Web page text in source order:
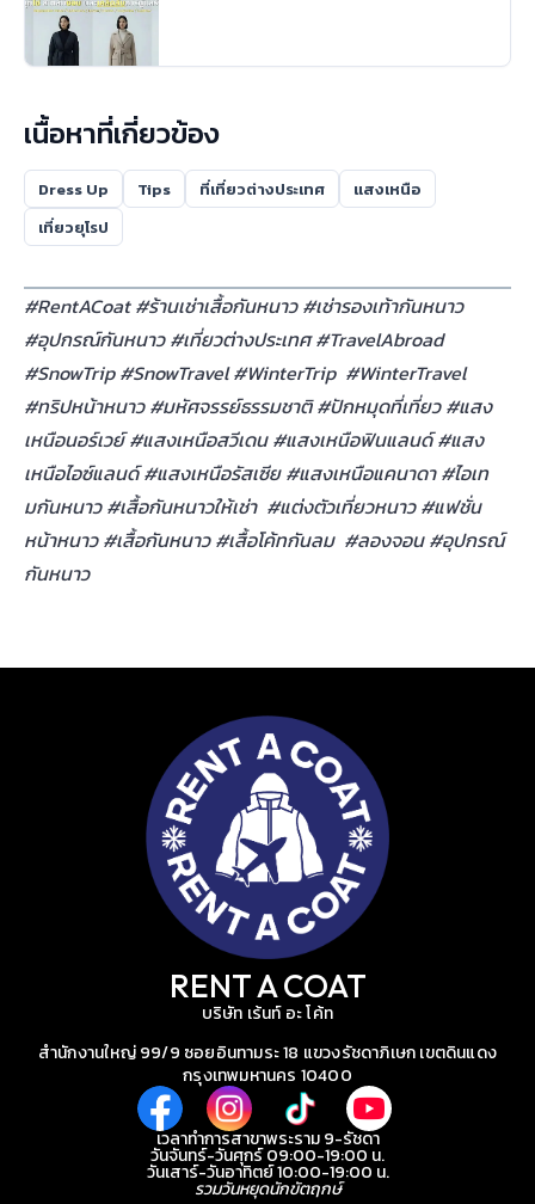
เนื้อหาที่เกี่ยวข้อง
Dress Up Tips ที่เที่ยวต่างประเทศ
แสงเหนือ
เที่ยวยุโรป
#RentACoat #ร้านเช่าเสื้อกันหนาว #เช่ารองเท้ากันหนาว
#อุปกรณ์กันหนาว #เที่ยวต่างประเทศ #TravelAbroad
#SnowTrip #SnowTravel #WinterTrip #WinterTravel
#ทริปหน้าหนาว #มหัศจรรย์ธรรมชาติ #ปักหมุดที่เที่ยว #แสง
เหนือนอร์เวย์ #แสงเหนือสวีเดน #แสงเหนือฟินแลนด์ #แสง
เหนือไอซ์แลนด์ #แสงเหนือรัสเซีย #แสงเหนือแคนาดา #ไอเท
มกันหนาว #เสื้อกันหนาวให้เช่า #แต่งตัวเที่ยวหนาว #แฟชั่น
หน้าหนาว #เสื้อกันหนาว #เสื้อโค้ทกันลม #ลองจอน #อุปกรณ์
กันหนาว
RENT A COAT
บริษัท เร้นท์ อะ โค้ท
สำนักงานใหญ่ 99/9 ซอยอินทามระ 18 แขวงรัชดาภิเษก เขตดินแดง
กรุงเทพมหานคร 10400
เวลาทำการสาขาพระราม 9-รัชดา
วันจันทร์-วันศุกร์ 09:00-19:00 น.
วันเสาร์-วันอาทิตย์ 10:00-19:00 น.
รวมวันหยุดนักขัตฤกษ์